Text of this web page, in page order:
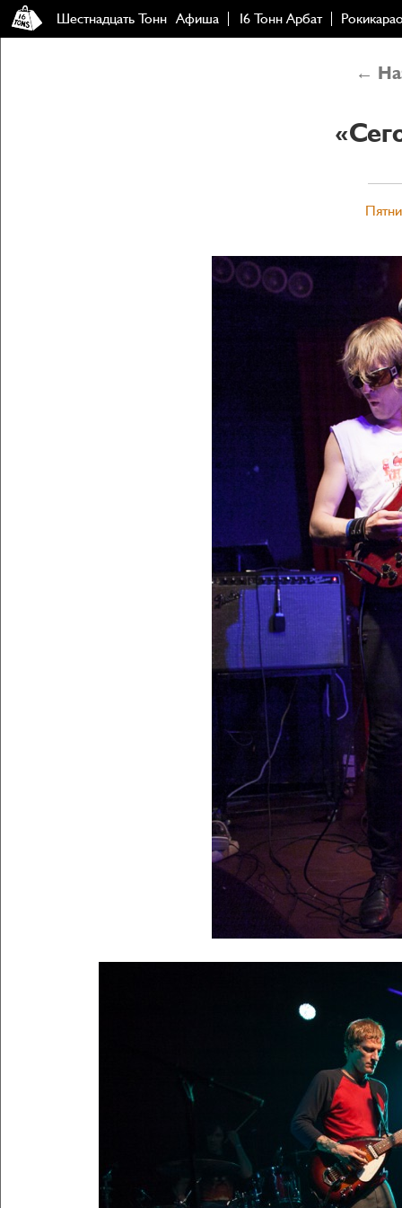
Шестнадцать Тонн Афиша 16 Тонн Арбат
←